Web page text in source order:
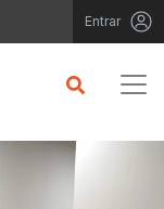
Entrar